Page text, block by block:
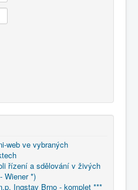
web ve vybraných
řízení a sdělování v živých
Wiener *)
Ingstav Brno - komplet ***